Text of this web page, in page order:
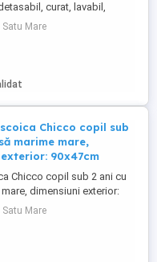
curat, lavabil,
spatiu mic, ergonomic.
foarte ușor, pliat este
Cu accesoriile incluse
si sac de dormit
colet doar cu plata in
Satu Mare
Chicco copil sub
marime mare,
90x47cm
Chicco copil sub 2 ani cu
dimensiuni exterior:
73x30cm.
Satu Mare